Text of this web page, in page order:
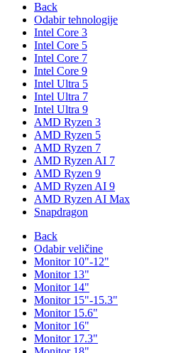
Back
Odabir tehnologije
Intel Core 3
Intel Core 5
Intel Core 7
Intel Core 9
Intel Ultra 5
Intel Ultra 7
Intel Ultra 9
AMD Ryzen 3
AMD Ryzen 5
AMD Ryzen 7
AMD Ryzen AI 7
AMD Ryzen 9
AMD Ryzen AI 9
AMD Ryzen AI Max
Snapdragon
Back
Odabir veličine
Monitor 10"-12"
Monitor 13"
Monitor 14"
Monitor 15"-15.3"
Monitor 15.6"
Monitor 16"
Monitor 17.3"